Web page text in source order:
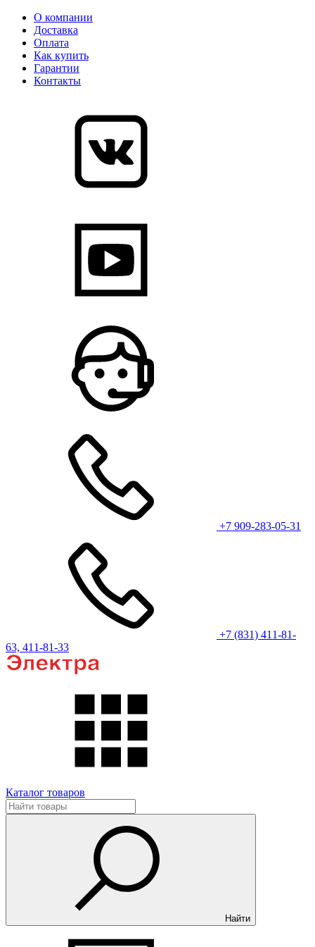
О компании
Доставка
Оплата
Как купить
Гарантии
Контакты
+7 909-283-05-31
+7 (831) 411-81-
63, 411-81-33
Каталог товаров
Найти